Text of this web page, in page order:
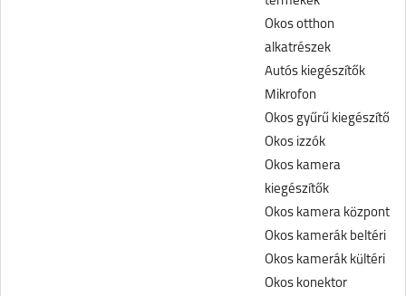
Okos otthon
alkatrészek
Autós kiegészítők
Mikrofon
Okos gyűrű kiegészítő
Okos izzók
Okos kamera
kiegészítők
Okos kamera központ
Okos kamerák beltéri
Okos kamerák kültéri
Okos konektor